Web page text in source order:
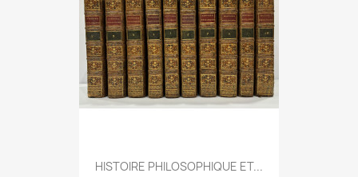
HISTOIRE PHILOSOPHIQUE ET...